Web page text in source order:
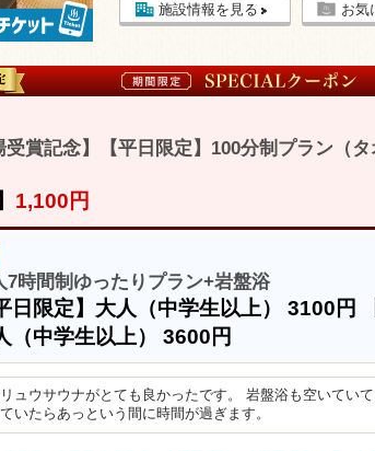
施設情報を見る お気
受賞記念】【平日限定】100分制プラン（
1,100円
7時間制ゆったりプラン+岩盤浴
日限定】大人（中学生以上） 3100円
（中学生以上） 3600円
ュウサウナがとても良かったです。 岩盤浴も空いてい
いたらあっという間に時間が過ぎます。